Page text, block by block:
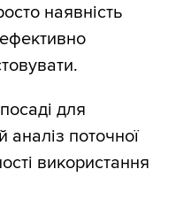
наявність
ефективно
для
аналіз поточної
використання